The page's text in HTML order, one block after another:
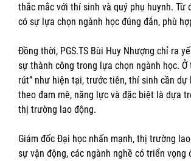
thắc mắc với thí sinh và quý phụ huynh. Từ
có sự lựa chọn ngành học đúng đắn, phù
Đồng thời, PGS.TS Bùi Huy Nhượng chỉ ra
sự thành công trong lựa chọn ngành học. Ở
rút” như hiện tại, trước tiên, thí sinh cần dự
theo đam mê, năng lực và đặc biệt là dựa
thị trường lao động.
Giám đốc Đại học nhấn mạnh, thị trường
sự vận động, các ngành nghề có triển vọng